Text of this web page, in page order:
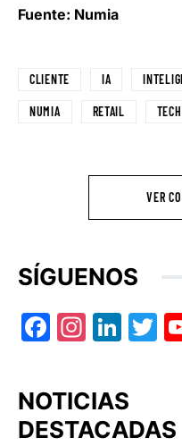
Fuente: Numia
CLIENTE IA
NUMIA RETAIL TECH
VER
SÍGUENOS
Facebook
NOTICIAS
DESTACADAS